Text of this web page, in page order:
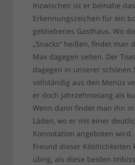
Inzwischen ist er beinahe das
Erkennungszeichen für ein
gebliebenes Gasthaus. Wo
„Snacks“ heißen, findet man
Max dagegen selten. Der
dagegen in unserer schönen
vollständig aus den Menüs
er doch jahrzehntelang als
Wenn dann findet man ihn
Läden, wo er mit einer
Konnotation angeboten
Freund dieser Köstlichkeiten
übrig, als diese beiden